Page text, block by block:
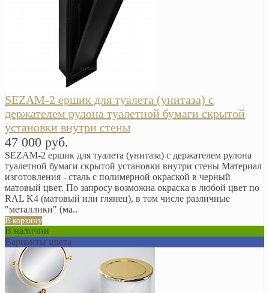
SEZAM-2 ершик для туалета (унитаза) с
держателем рулона туалетной бумаги скрытой
установки внутри стены
47 000 руб.
SEZAM-2 ершик для туалета (унитаза) с держателем рулона
туалетной бумаги скрытой установки внутри стены Материал
изготовления - сталь с полимерной окраской в черный
матовый цвет. По запросу возможна окраска в любой цвет по
RAL K4 (матовый или глянец), в том числе различные
"металлики" (ма..
В корзину
В наличии
Варианты цвета